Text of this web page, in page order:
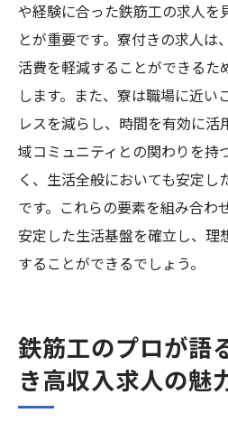
や経験に合った鉄筋工の求人を
とが重要です。寮付きの求人は
活費を軽減することができるた
します。また、寮は職場に近い
レスを減らし、時間を有効に活
域コミュニティとの関わりを持
く、生活全般においても安定
です。これらの要素を組み合わ
安定した生活基盤を確立し、
することができるでしょう。
鉄筋工のプロが語
き高収入求人の魅